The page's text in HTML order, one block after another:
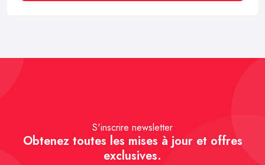
S'inscrire newsletter
Obtenez toutes les mises à jour et offres
exclusives.